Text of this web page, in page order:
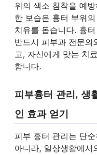
위의 색소 침착을 예
한 보습은 흉터 부위
치유를 돕습니다. 흉
반드시 피부과 전문의
고, 자신에게 맞는 치
합니다.
피부흉터 관리, 생
인 효과 얻기
피부 흉터 관리는 단
아니라, 일상생활에서